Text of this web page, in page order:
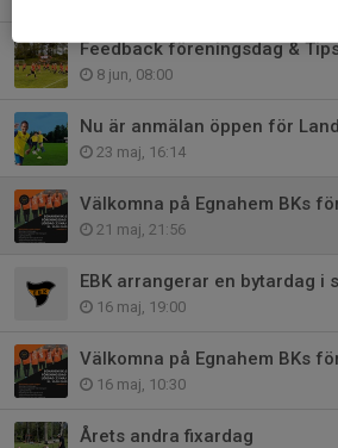
Feedback föreningsdag &
8 jun, 08:00
23 maj, 16:14
Välkomna på Egnahem BKs
21 maj, 21:56
16 maj, 19:00
Välkomna på Egnahem BKs
16 maj, 10:30
Årets andra fixardag